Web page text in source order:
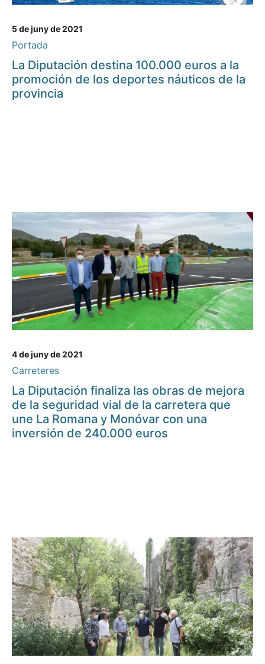
5 de juny de 2021
Portada
La Diputación destina 100.000 euros a la
promoción de los deportes náuticos de la
provincia
4 de juny de 2021
Carreteres
La Diputación finaliza las obras de mejora
de la seguridad vial de la carretera que
une La Romana y Monóvar con una
inversión de 240.000 euros